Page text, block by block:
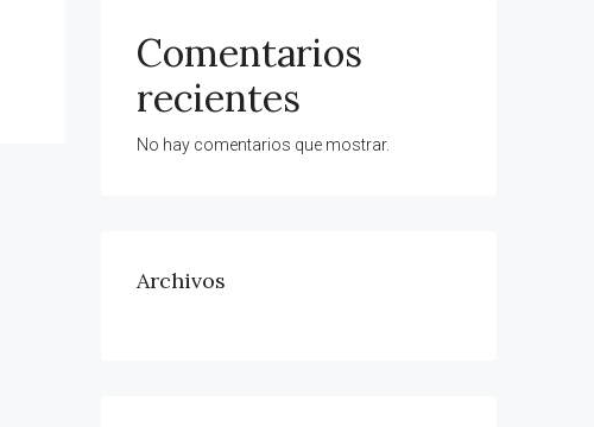
Comentarios
recientes
No hay comentarios que mostrar.
Archivos